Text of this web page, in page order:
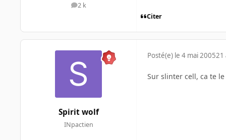
2 k
messages
Citer
Spirit wolf
INpactien
Posté(e) le 4 mai 200521
Sur slinter cell, ca te